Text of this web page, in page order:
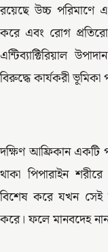
রয়েছে উচ্চ পরিমাণে
করে এবং রোগ
এন্টিব্যাক্টিরিয়াল
বিরুদ্ধে কার্যকরী ভূমিকা
দক্ষিণ আফ্রিকান একটি
থাকা পিপারাইন
বিশেষ করে যখন সেই
করে। ফলে মানবদেহ